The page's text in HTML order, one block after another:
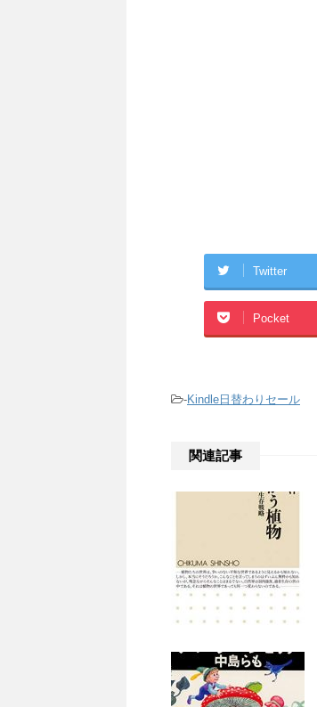
Twitter
Pocket
-Kindle日替わりセール
関連記事